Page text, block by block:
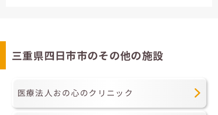
三重県四日市市のその他の施設
医療法人おの心のクリニック